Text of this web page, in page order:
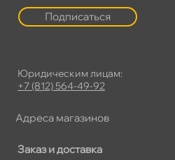
Заказ и доставка
Подписаться
Юридическим лицам:
+7 (812) 564-49-92
Адреса магазино